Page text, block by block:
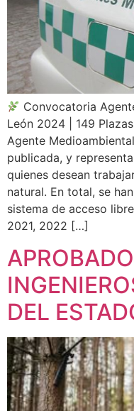
Convocatoria
León 2024 | 149
Agente
publicada, y
quienes desean
natural. En total, se
sistema de acceso
2021, 2022 […]
DEL